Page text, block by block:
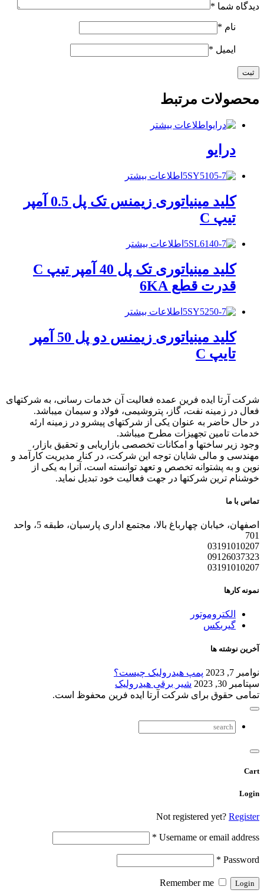
دیدگاه شما *
نام *
ایمیل *
محصولات مرتبط
اطلاعات بیشتر
درایو
اطلاعات بیشتر
کلید مینیاتوری زیمنس تک پل 0.5 آمپر
تیپ C
اطلاعات بیشتر
کلید مینیاتوری تک پل 40 آمپر تیپ C
قدرت قطع 6KA
اطلاعات بیشتر
کلید مینیاتوری زیمنس دو پل 50 آمپر
تایپ C
شرکت آرتا ایده فرین عمده فعالیت آن خدمات رسانی، به شرکتهای
فعال در زمینه نفت، گاز، پتروشیمی، فولاد و سیمان میباشد.
در حال حاضر به عنوان یکی از شرکتهای پیشرو در زمینه ارئه
خدمات تامین تجهیزات مطرح میباشد.
وجود زیر ساختها و امکانات تخصصی بازاریابی و تحقیق بازار،
مهندسی و مالی شایان توجه این شرکت، در کنار مدیریت کارآمد و
نوین و به پشتوانه تخصص و تعهد توانسته است، آنرا به یکی از
خوشنام ترین شرکتها در جهت فعالیت خود تبدیل نماید.
تماس با ما
اصفهان، خیابان چهارباغ بالا، مجتمع اداری پارسیان، طبقه 5، واحد
701
03191010207
09126037323
03191010207
نمونه کارها
الکتروموتور
گیربکس
آخرین نوشته ها
نوامبر 7, 2023
پمپ هیدرولیک چیست؟
سپتامبر 30, 2023
شیر برقی هیدرولیک
تمامی حقوق برای شرکت آرتا ایده فرین محفوظ است.
Cart
Login
Not registered yet? Register
Username or email address
*
Password
*